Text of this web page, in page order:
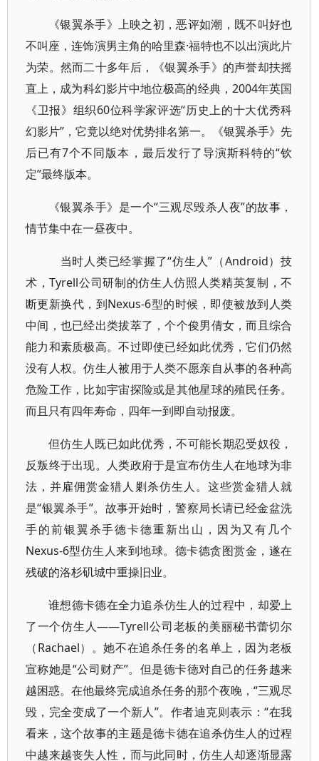
《银翼杀手》上映之初，恶评如潮，既不叫好也
不叫座，连饰演男主角的哈里森·福特也不以出演此片
为荣。然而二十多年后，《银翼杀手》的声誉却扶摇
直上，成为科幻影片中地位极高的经典，2004年英国
《卫报》组织60位科学家评选“历史上的十大优秀科
幻影片”，它竟以绝对优势排名第一。《银翼杀手》先
后已有7个不同版本，最后发行了导演斯科特的“钦
定”最终版本。
《银翼杀手》是一个“三观尽毁杀人夜”的故事，
情节集中在一昼夜中。
当时人类已经掌握了“仿生人”（Android）技
术，Tyrell公司研制的仿生人仿照人类精英复制，不
断更新换代，到Nexus-6型的时候，即使被放到人类
中间，也已经出类拔萃了，个个俊男倩女，而且综合
能力和素质极高。不过即使已经如此优秀，它们仍然
没有人权。仿生人被用于人类不愿亲自从事的各种高
危险工作，比如宇宙探险或是其他星球的殖民任务。
而且只有四年寿命，四年一到即自动报废。
但仿生人既已如此优秀，不可能长期忍受奴役，
反叛终于出现。人类政府于是宣布仿生人在地球为非
法，并雇佣赏金猎人剿杀仿生人。这些赏金猎人就
是“银翼杀手”。故事开始时，警察局长请已经金盆洗
手的前银翼杀手德卡德重新出山，因为又有几个
Nexus-6型仿生人来到地球。德卡德贪图赏金，遂在
残破的洛杉矶城中重操旧业。
谁想德卡德在全力追杀仿生人的过程中，却爱上
了一个仿生人——Tyrell公司老板的美丽秘书蕾切尔
（Rachael）。她不在追杀任务的名单上，因为老板
宣称她是“公司财产”。但是德卡德对自己的任务越来
越困惑。在他最终完成追杀任务的那个夜晚，“三观尽
毁，完全变成了一个新人”。作者迪克则表示：“在我
看来，这个故事的主题是德卡德在追杀仿生人的过程
中越来越丧失人性，而与此同时，仿生人却逐渐显露